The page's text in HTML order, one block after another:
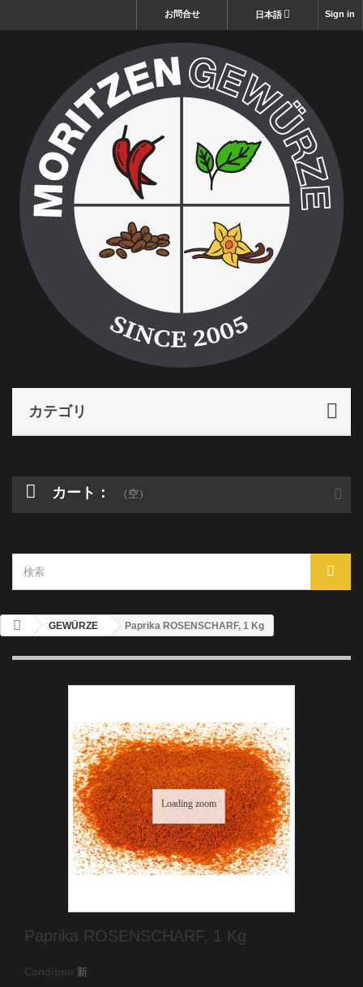
Sign in
日本語
お問合せ
カテゴリ
カート： （空）
GEWÜRZE Paprika ROSENSCHARF, 1 Kg
Loading zoom
Paprika ROSENSCHARF, 1 Kg
Condition 新